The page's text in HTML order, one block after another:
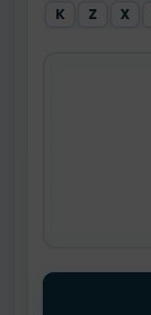
K
Z X